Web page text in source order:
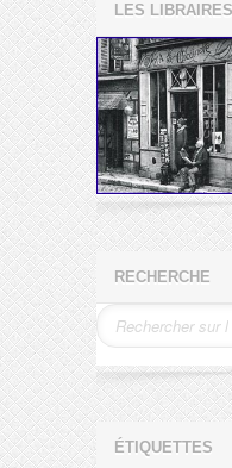
LES
RECHERCHE
ÉTIQUETTES